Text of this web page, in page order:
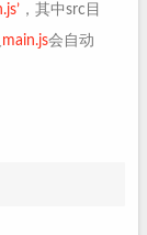
，其中src目
main.js会自动